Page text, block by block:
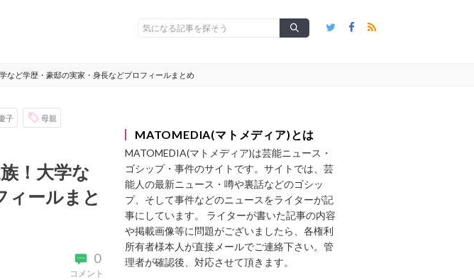
など学歴・豪邸の実家・身長などプロフィールまとめ
子 母親
！大学な
ィールまと
0
コメント
MATOMEDIA(マトメディア)とは
MATOMEDIA(マトメディア)は芸能ニュース・
ゴシップ・事件のサイトです。サイトでは、芸
能人の最新ニュース・噂や裏話などのゴシッ
プ、そして事件などのニュースをライターが記
事にしています。 ライターが書いた記事の内容
や掲載画像等に問題がございましたら、各権利
所有者様本人が直接メールでご連絡下さい。管
理者が確認後、対応させて頂きます。